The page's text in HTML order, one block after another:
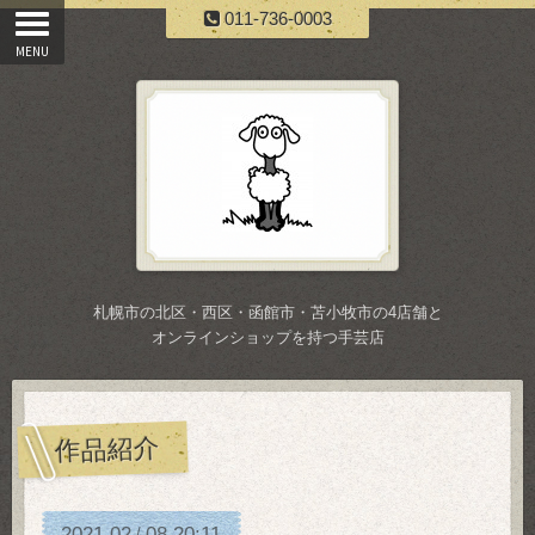
011-736-0003
札幌市の北区・西区・函館市・苫小牧市の4店舗と
オンラインショップを持つ手芸店
作品紹介